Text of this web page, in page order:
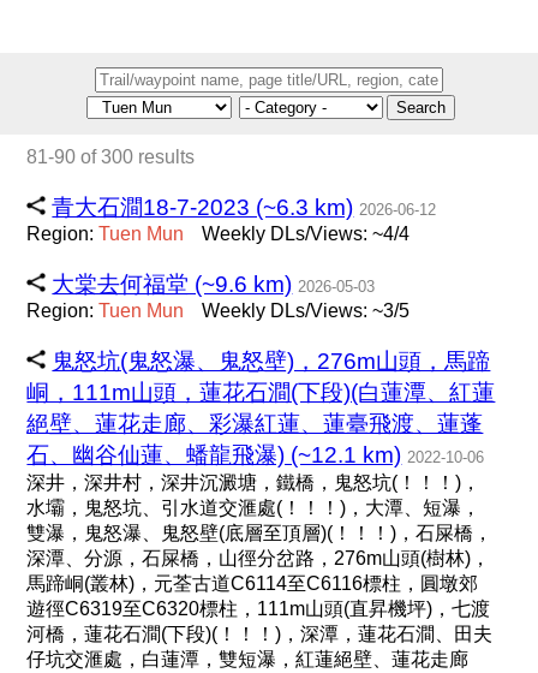
Search
81-90 of 300 results
青大石澗18-7-2023 (~6.3 km) 2026-06-12
Region:Tuen Mun Weekly DLs/Views: ~4/4
大棠去何福堂 (~9.6 km) 2026-05-03
Region:Tuen Mun Weekly DLs/Views: ~3/5
鬼怒坑(鬼怒瀑、鬼怒壁)，276m山頭，馬蹄
峒，111m山頭，蓮花石澗(下段)(白蓮潭、紅蓮
絕壁、蓮花走廊、彩瀑紅蓮、蓮臺飛渡、蓮蓬
石、幽谷仙蓮、蟠龍飛瀑) (~12.1 km) 2022-10-06
深井，深井村，深井沉澱塘，鐵橋，鬼怒坑(！！！)，
水壩，鬼怒坑、引水道交滙處(！！！)，大潭、短瀑，
雙瀑，鬼怒瀑、鬼怒壁(底層至頂層)(！！！)，石屎橋，
深潭、分源，石屎橋，山徑分岔路，276m山頭(樹林)，
馬蹄峒(叢林)，元荃古道C6114至C6116標柱，圓墩郊
遊徑C6319至C6320標柱，111m山頭(直昇機坪)，七渡
河橋，蓮花石澗(下段)(！！！)，深潭，蓮花石澗、田夫
仔坑交滙處，白蓮潭，雙短瀑，紅蓮絕壁、蓮花走廊